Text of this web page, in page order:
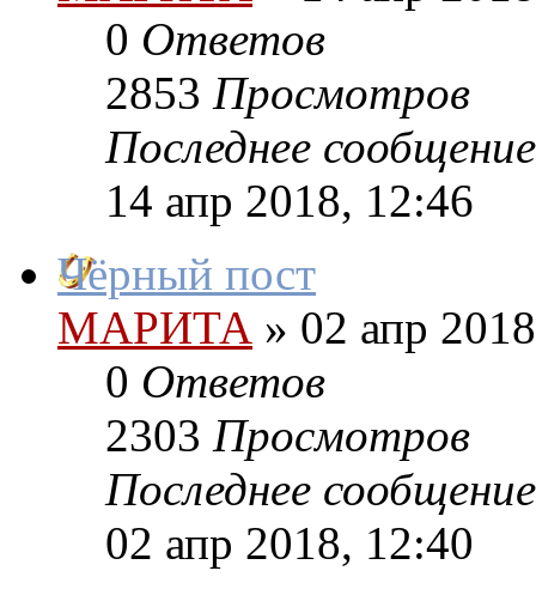
0 Ответов
2853 Просмотров
Последнее сообщение
14 апр 2018, 12:46
Чёрный пост
МАРИТА » 02 апр
0 Ответов
2303 Просмотров
Последнее сообщение
02 апр 2018, 12:40